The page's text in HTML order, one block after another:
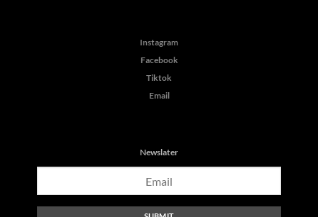
Instagram
Facebook
Tiktok
Email
Newslater